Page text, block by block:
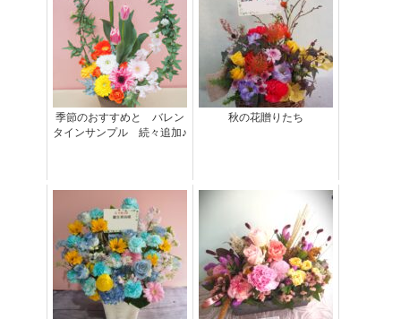
季節のおすすめと バレン
タインサンプル 続々追加♪
秋の花贈りたち